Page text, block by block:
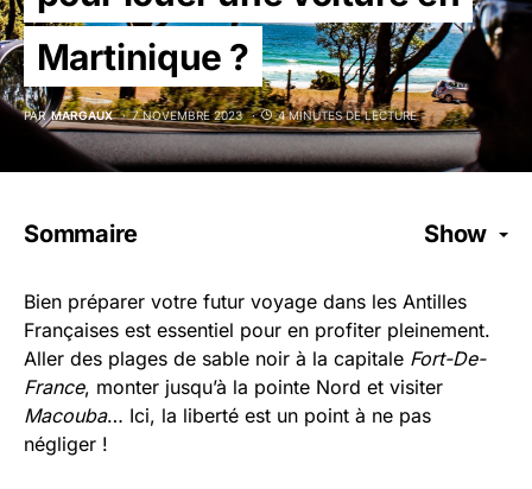
Martinique ?
PAR MARGAUX 7 NOVEMBRE 2023 4 MINUTES DE LECTURE
Sommaire Show
Bien préparer votre futur voyage dans les Antilles
Françaises est essentiel pour en profiter pleinement.
Aller des plages de sable noir à la capitale Fort-De-
France, monter jusqu’à la pointe Nord et visiter
Macouba… Ici, la liberté est un point à ne pas
négliger !